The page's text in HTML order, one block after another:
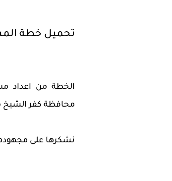
تحميل خطة
الخطة من اعداد
محافظة كفر الشيخ
نشكرها على